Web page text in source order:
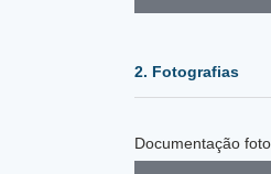
2. Fotografias
Documentação